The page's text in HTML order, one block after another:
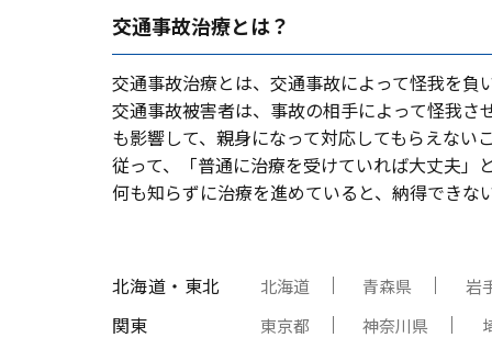
交通事故治療とは？
交通事故治療とは、交通事故によって怪我を
交通事故被害者は、事故の相⼿によって怪我
も影響して、親⾝になって対応してもらえな
従って、「普通に治療を受けていれば⼤丈夫
何も知らずに治療を進めていると、納得でき
北海道・東北 北海道 青森県 岩
関東 東京都 神奈川県